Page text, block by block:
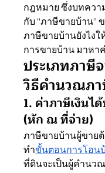
กฎหมาย ซึ่งบทควา
กับ “ภาษีขายบ้าน”
ภาษีขายบ้านยังไงใ
การขายบ้าน มาหา
ประเภทภาษี
วิธีคำนวณภ
1. ค่าภาษีเงินไ
(หัก ณ ที่จ่าย)
ภาษีขายบ้านผู้ขาย
ทำขั้นตอนการโอน
ที่ดินจะเป็นผู้คำนว